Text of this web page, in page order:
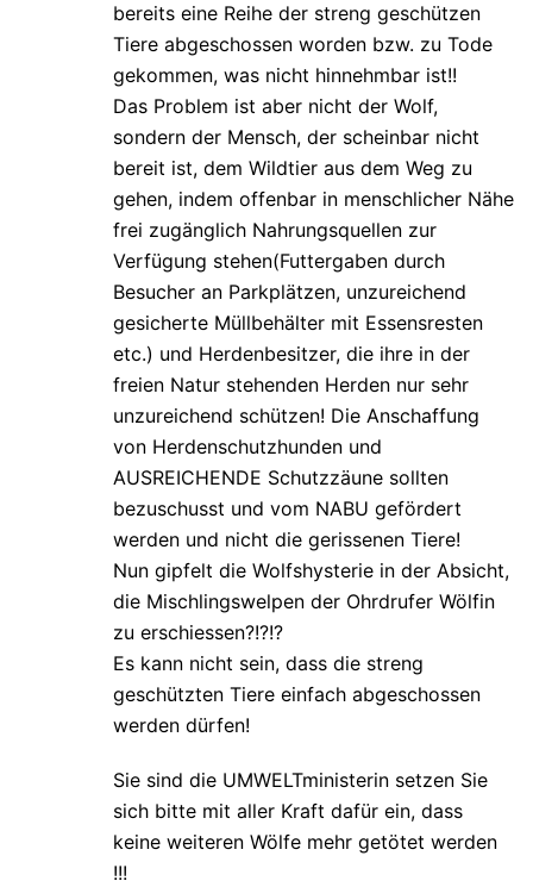
bereits eine Reihe der streng geschützen
Tiere abgeschossen worden bzw. zu Tode
gekommen, was nicht hinnehmbar ist!!
Das Problem ist aber nicht der Wolf,
sondern der Mensch, der scheinbar nicht
bereit ist, dem Wildtier aus dem Weg zu
gehen, indem offenbar in menschlicher Nähe
frei zugänglich Nahrungsquellen zur
Verfügung stehen(Futtergaben durch
Besucher an Parkplätzen, unzureichend
gesicherte Müllbehälter mit Essensresten
etc.) und Herdenbesitzer, die ihre in der
freien Natur stehenden Herden nur sehr
unzureichend schützen! Die Anschaffung
von Herdenschutzhunden und
AUSREICHENDE Schutzzäune sollten
bezuschusst und vom NABU gefördert
werden und nicht die gerissenen Tiere!
Nun gipfelt die Wolfshysterie in der Absicht,
die Mischlingswelpen der Ohrdrufer Wölfin
zu erschiessen?!?!?
Es kann nicht sein, dass die streng
geschützten Tiere einfach abgeschossen
werden dürfen!
Sie sind die UMWELTministerin setzen Sie
sich bitte mit aller Kraft dafür ein, dass
keine weiteren Wölfe mehr getötet werden
!!!